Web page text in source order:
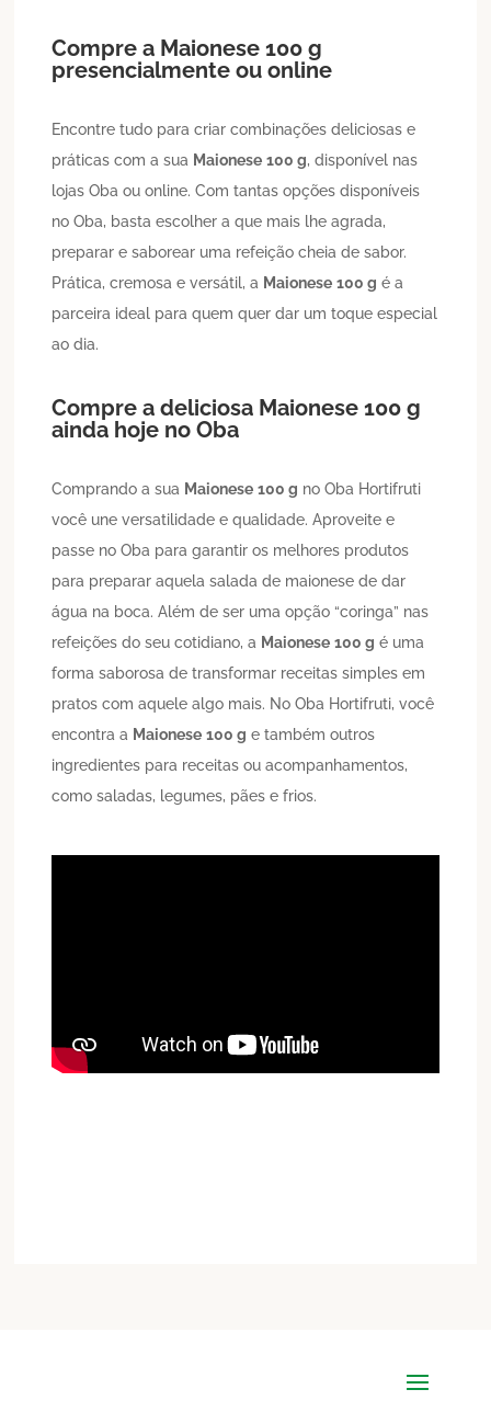
Compre a Maionese 100 g
presencialmente ou online
Encontre tudo para criar combinações deliciosas e
práticas com a sua Maionese 100 g, disponível nas
lojas Oba ou online. Com tantas opções disponíveis
no Oba, basta escolher a que mais lhe agrada,
preparar e saborear uma refeição cheia de sabor.
Prática, cremosa e versátil, a Maionese 100 g é a
parceira ideal para quem quer dar um toque especial
ao dia.
Compre a deliciosa Maionese 100 g
ainda hoje no Oba
Comprando a sua Maionese 100 g no Oba Hortifruti
você une versatilidade e qualidade. Aproveite e
passe no Oba para garantir os melhores produtos
para preparar aquela salada de maionese de dar
água na boca. Além de ser uma opção “coringa” nas
refeições do seu cotidiano, a Maionese 100 g é uma
forma saborosa de transformar receitas simples em
pratos com aquele algo mais. No Oba Hortifruti, você
encontra a Maionese 100 g e também outros
ingredientes para receitas ou acompanhamentos,
como saladas, legumes, pães e frios.